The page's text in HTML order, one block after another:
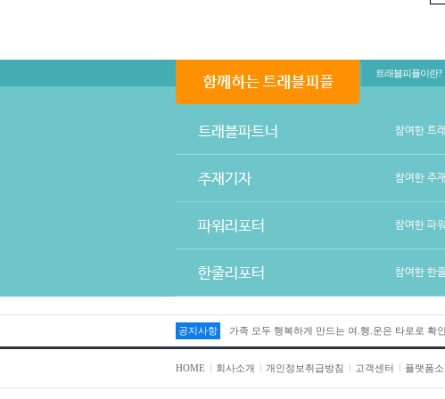
트래블피플이란?
트래블파트너 참여한 트
주재기자 참여한 주
파워리포터 참여한 파
한줄리포터 참여한 한
공지사항 가족 모두 행복하게 만드는 여.행.운은 타로로 확
HOME 회사소개 개인정보취급방침 고객센터 플랫폼